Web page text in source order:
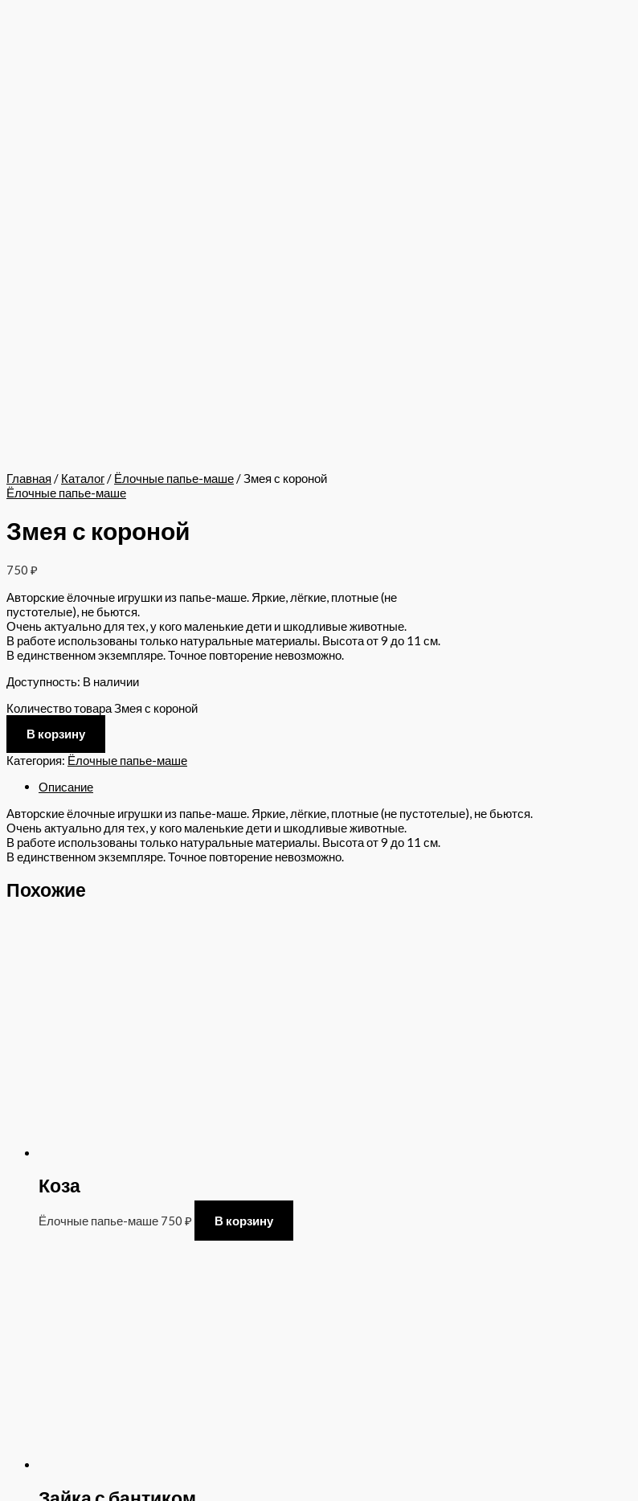
Главная / Каталог/ Ёлочные папье-маше/ Змея с короной
Ёлочные папье-маше
Змея с короной
750 ₽
Авторские ёлочные игрушки из папье-маше. Яркие, лёгкие, плотные (не
пустотелые), не бьются.
Очень актуально для тех, у кого маленькие дети и шкодливые животные.
В работе использованы только натуральные материалы. Высота от 9 до 11 см.
В единственном экземпляре. Точное повторение невозможно.
Доступность: В наличии
Количество товара Змея с короной
В корзину
Категория: Ёлочные папье-маше
Описание
Авторские ёлочные игрушки из папье-маше. Яркие, лёгкие, плотные (не пустотелые), не бьются.
Очень актуально для тех, у кого маленькие дети и шкодливые животные.
В работе использованы только натуральные материалы. Высота от 9 до 11 см.
В единственном экземпляре. Точное повторение невозможно.
Похожие
Коза
Ёлочные папье-маше 750 ₽ В корзину